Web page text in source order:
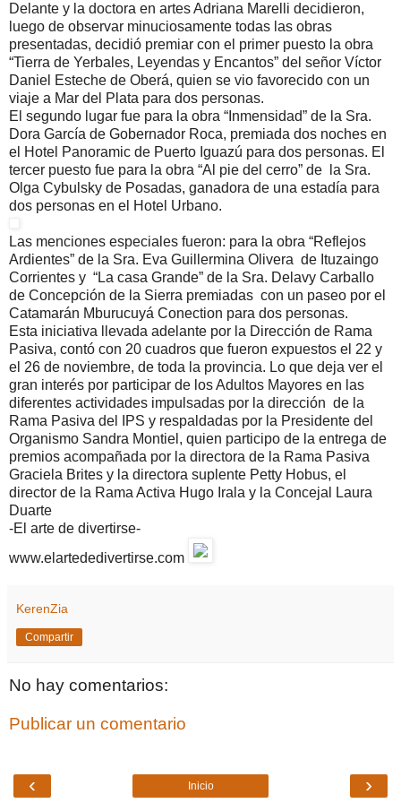
Delante y la doctora en artes Adriana Marelli decidieron,
luego de observar minuciosamente todas las obras
presentadas, decidió premiar con el primer puesto la obra
“Tierra de Yerbales, Leyendas y Encantos” del señor Víctor
Daniel Esteche de Oberá, quien se vio favorecido con un
viaje a Mar del Plata para dos personas.
El segundo lugar fue para la obra “Inmensidad” de la Sra.
Dora García de Gobernador Roca, premiada dos noches en
el Hotel Panoramic de Puerto Iguazú para dos personas. El
tercer puesto fue para la obra “Al pie del cerro” de la Sra.
Olga Cybulsky de Posadas, ganadora de una estadía para
dos personas en el Hotel Urbano.
Las menciones especiales fueron: para la obra “Reflejos
Ardientes” de la Sra. Eva Guillermina Olivera de Ituzaingo
Corrientes y “La casa Grande” de la Sra. Delavy Carballo
de Concepción de la Sierra premiadas con un paseo por el
Catamarán Mburucuyá Conection para dos personas.
Esta iniciativa llevada adelante por la Dirección de Rama
Pasiva, contó con 20 cuadros que fueron expuestos el 22 y
el 26 de noviembre, de toda la provincia. Lo que deja ver el
gran interés por participar de los Adultos Mayores en las
diferentes actividades impulsadas por la dirección de la
Rama Pasiva del IPS y respaldadas por la Presidente del
Organismo Sandra Montiel, quien participo de la entrega de
premios acompañada por la directora de la Rama Pasiva
Graciela Brites y la directora suplente Petty Hobus, el
director de la Rama Activa Hugo Irala y la Concejal Laura
Duarte
-El arte de divertirse-
www.elartededivertirse.com
KerenZia
Compartir
No hay comentarios:
Publicar un comentario
‹ ›
Inicio